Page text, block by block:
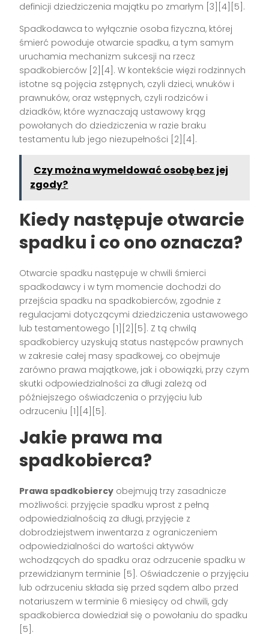
definicji dziedziczenia majątku po zmarłym [3][4][5].
Spadkodawca to wyłącznie osoba fizyczna, której
śmierć powoduje otwarcie spadku, a tym samym
uruchamia mechanizm sukcesji na rzecz
spadkobierców [2][4]. W kontekście więzi rodzinnych
istotne są pojęcia zstępnych, czyli dzieci, wnuków i
prawnuków, oraz wstępnych, czyli rodziców i
dziadków, które wyznaczają ustawowy krąg
powołanych do dziedziczenia w razie braku
testamentu lub jego niezupełności [2][4].
Czy można wymeldować osobę bez jej
zgody?
Kiedy następuje otwarcie
spadku i co ono oznacza?
Otwarcie spadku następuje w chwili śmierci
spadkodawcy i w tym momencie dochodzi do
przejścia spadku na spadkobierców, zgodnie z
regulacjami dotyczącymi dziedziczenia ustawowego
lub testamentowego [1][2][5]. Z tą chwilą
spadkobiercy uzyskują status następców prawnych
w zakresie całej masy spadkowej, co obejmuje
zarówno prawa majątkowe, jak i obowiązki, przy czym
skutki odpowiedzialności za długi zależą od
późniejszego oświadczenia o przyjęciu lub
odrzuceniu [1][4][5].
Jakie prawa ma
spadkobierca?
Prawa spadkobiercy obejmują trzy zasadnicze
możliwości: przyjęcie spadku wprost z pełną
odpowiedzialnością za długi, przyjęcie z
dobrodziejstwem inwentarza z ograniczeniem
odpowiedzialności do wartości aktywów
wchodzących do spadku oraz odrzucenie spadku w
przewidzianym terminie [5]. Oświadczenie o przyjęciu
lub odrzuceniu składa się przed sądem albo przed
notariuszem w terminie 6 miesięcy od chwili, gdy
spadkobierca dowiedział się o powołaniu do spadku
[5].